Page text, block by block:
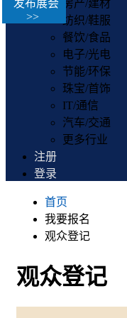
房产/建材
纺织/鞋服
餐饮/食品
电子/光电
节能/环保
珠宝/首饰
IT/通信
汽车/交通
更多行业
注册
登录
首页
我要报名
观众登记
观众登记
发布展会
>>